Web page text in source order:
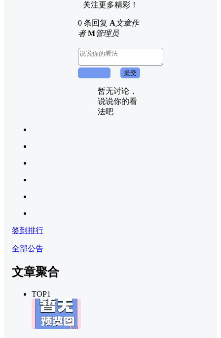
关注更多精彩！
0 条回复 A文章作
者 M管理员
提交
暂无讨论，
说说你的看
法吧
签到排行
全部公告
文章聚合
TOP1